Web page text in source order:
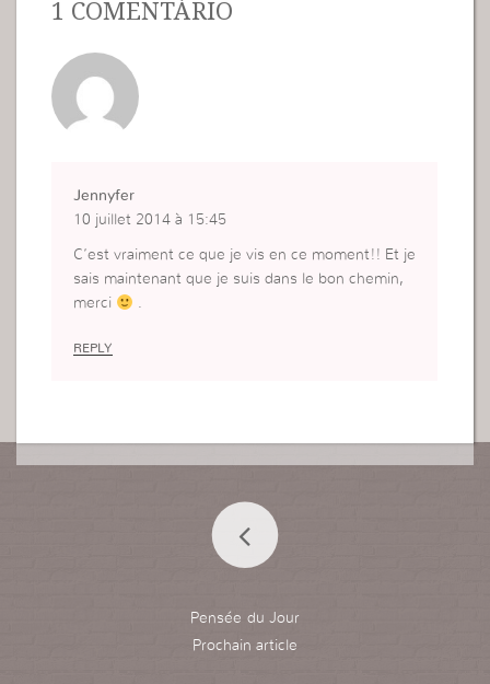
1 COMENTÁRIO
Jennyfer
10 juillet 2014 à 15:45
C’est vraiment ce que je vis en ce moment!! Et je
sais maintenant que je suis dans le bon chemin,
merci
.
REPLY
Pensée du Jour